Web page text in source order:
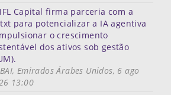
Capital firma parceria com a
para potencializar a IA agentiva
o crescimento
dos ativos sob gestão
Emirados Árabes Unidos, 6 ago
13:00